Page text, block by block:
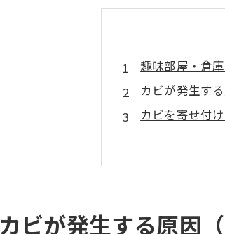
趣味部屋・倉
カビが発生す
カビを寄せ付
表面に生えた
放置しないで
カビを再発さ
カビが発生する原因